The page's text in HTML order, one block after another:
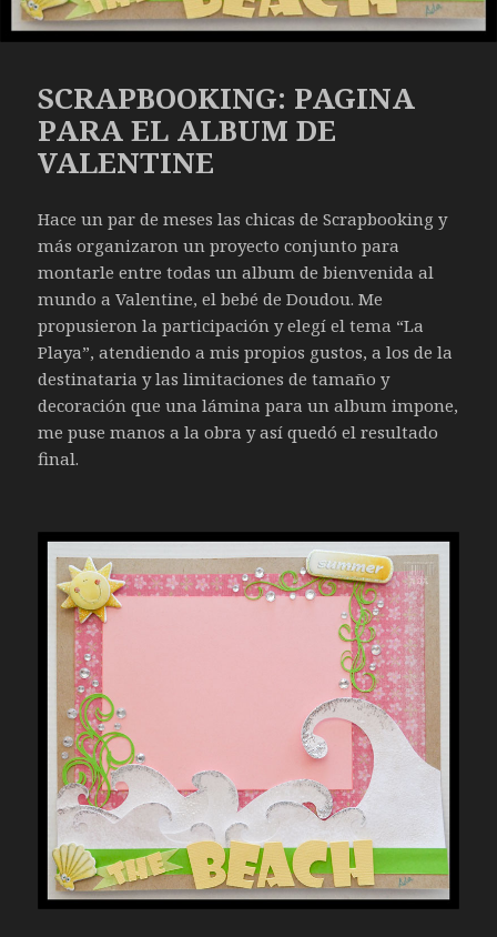
SCRAPBOOKING: PAGINA
PARA EL ALBUM DE
VALENTINE
Hace un par de meses las chicas de Scrapbooking y
más organizaron un proyecto conjunto para
montarle entre todas un album de bienvenida al
mundo a Valentine, el bebé de Doudou. Me
propusieron la participación y elegí el tema “La
Playa”, atendiendo a mis propios gustos, a los de la
destinataria y las limitaciones de tamaño y
decoración que una lámina para un album impone,
me puse manos a la obra y así quedó el resultado
final.